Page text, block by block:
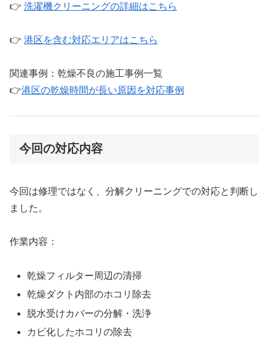
👉 洗濯機クリーニングの詳細はこちら
👉 港区を含む対応エリアはこちら
関連事例：乾燥不良の施工事例一覧
👉港区の乾燥時間が長い原因を対応事例
今回の対応内容
今回は修理ではなく、分解クリーニングでの対応と判断し
ました。
作業内容：
乾燥フィルター周辺の清掃
乾燥ダクト内部のホコリ除去
脱水受けカバーの分解・洗浄
カビ化したホコリの除去